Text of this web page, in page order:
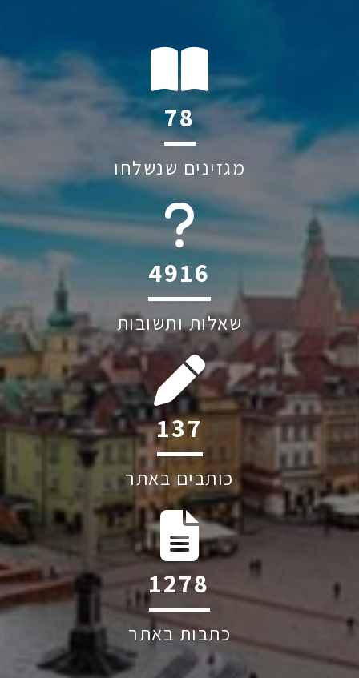
120
מגזינים שנשלחו
6045
שאלות ותשובות
211
כותבים באתר
1960
כתבות באתר